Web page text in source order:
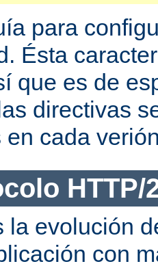
para
Ésta
que es de
directivas
en cada
HTTP/
la evolución
con